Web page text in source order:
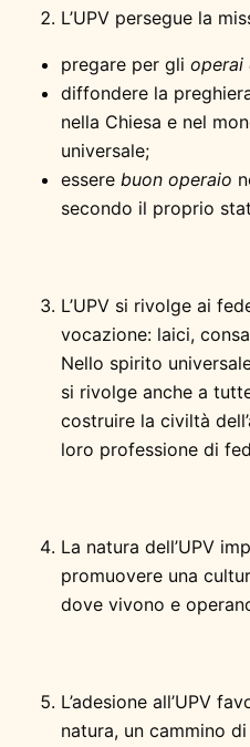
L’UPV persegue la
pregare per gli operai
diffondere la
nella Chiesa e nel
universale;
essere buon operaio
secondo il proprio
L’UPV si rivolge ai
vocazione: laici,
Nello spirito
si rivolge anche a
costruire la civiltà
loro professione di
La natura dell’UPV
promuovere una
dove vivono e
L’adesione all’UPV
natura, un cammino